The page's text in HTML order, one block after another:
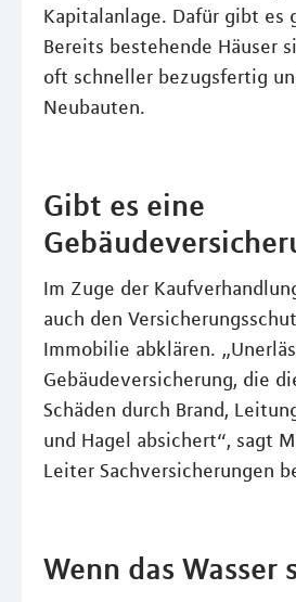
Kapitalanlage. Dafür gibt es
Bereits bestehende Häuser
oft schneller bezugsfertig
Neubauten.
Gibt es eine
Im Zuge der
auch den
Immobilie abklären.
Gebäudeversicherung, die
Schäden durch Brand,
und Hagel absichert“, sagt
Leiter Sachversicherungen
Wenn das